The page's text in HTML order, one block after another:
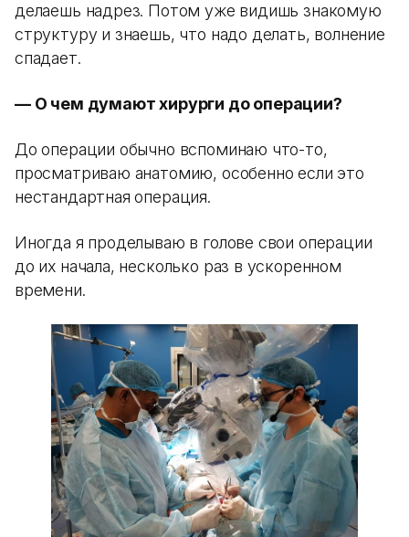
делаешь надрез. Потом уже видишь знакомую
структуру и знаешь, что надо делать, волнение
спадает.
— О чем думают хирурги до операции?
До операции обычно вспоминаю что-то,
просматриваю анатомию, особенно если это
нестандартная операция.
Иногда я проделываю в голове свои операции
до их начала, несколько раз в ускоренном
времени.